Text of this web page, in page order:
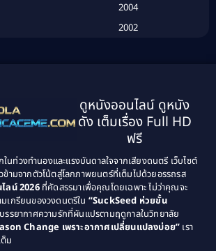
(134)
Classic หนังคลาสสิก(21)
Classic หนังคลาสสิก(25)
Comedy ตลก(515)
Comedy ตลก(46)
2004
2002
1994
1992
1988
1986
1984
1982
ดูหนังออนไลน์ ดูหนัง
ดัง เต็มเรื่อง Full HD
ฟรี
ท่วงทำนองและแรงบันดาลใจจากเสียงดนตรี เว็บไซต์
ข้ามจากตัวโน้ตสู่โลกภาพยนตร์ที่เต็มไปด้วยอรรถรส
ลน์ 2026ที่คัดสรรมาเพื่อคุณโดยเฉพาะ ไม่ว่าคุณจะ
เกรียนของวงดนตรีใน “SuckSeed ห่วยขั้น
รยากาศความรักที่ผันแปรตามฤดูกาลในวิทยาลัย
Change เพราะอากาศเปลี่ยนแปลงบ่อย” เรา
ม